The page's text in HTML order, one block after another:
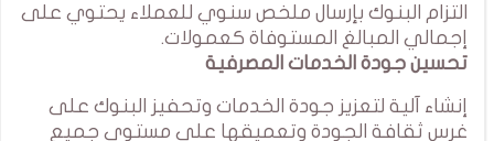
التزام البنوك بإرسال ملخص سنوي للعملاء يحتوي على
إجمالي المبالغ المستوفاة كعمولات.
تحسين جودة الخدمات المصرفية
إنشاء آلية لتعزيز جودة الخدمات وتحفيز البنوك على
غرس ثقافة الجودة وتعميقها على مستوى جميع